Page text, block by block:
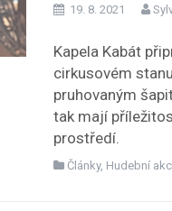
19. 8. 2021
Kapela Kabát
cirkusovém
pruhovaným
tak mají
prostředí.
Články, Hudební